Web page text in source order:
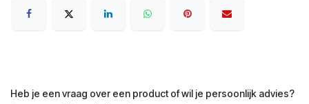
Heb je een vraag over een product of wil je persoonlijk advies?